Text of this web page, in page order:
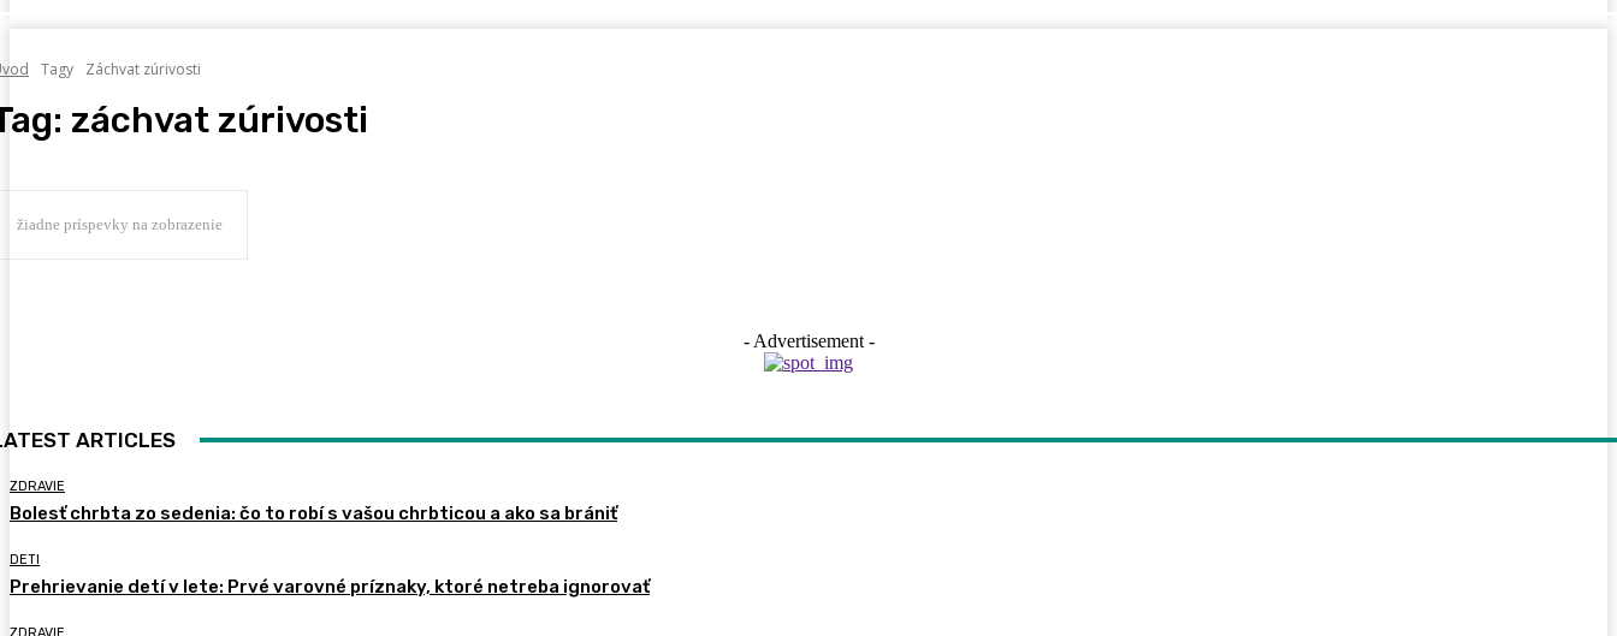
Tagy Záchvat zúrivosti
záchvat zúrivosti
žiadne príspevky na zobrazenie
- Advertisement -
ARTICLES
ZDRAVIE
Bolesť chrbta zo sedenia: čo to robí s vašou chrbticou a ako sa brániť
DETI
Prehrievanie detí v lete: Prvé varovné príznaky, ktoré netreba ignorovať